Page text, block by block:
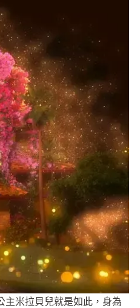
主米拉貝兒就是如此，身為